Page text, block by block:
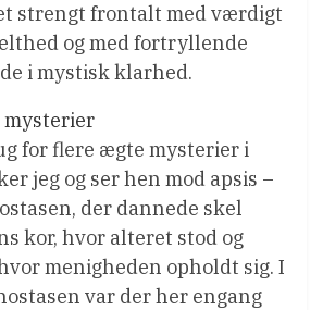
strengt frontalt med værdigt
og med fortryllende
i mystisk klarhed.
for flere ægte mysterier i
jeg og ser hen mod apsis –
der dannede skel
kor, hvor alteret stod og
menigheden opholdt sig. I
var der her engang